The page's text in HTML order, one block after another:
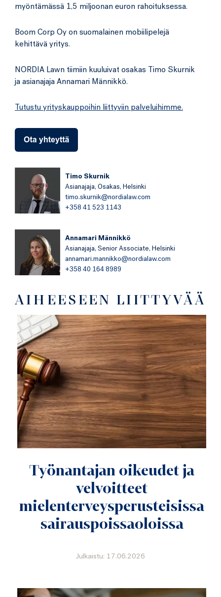
myöntämässä 1,5 miljoonan euron rahoituksessa.
Boom Corp Oy on suomalainen mobiilipelejä
kehittävä yritys.
NORDIA Lawn tiimiin kuuluivat osakas Timo Skurnik
ja asianajaja Annamari Männikkö.
Tutustu yrityskauppoihin liittyviin palveluihimme.
Timo Skurnik
Asianajaja, Osakas, Helsinki
timo.skurnik@nordialaw.com
+358 41 523 1143
Annamari Männikkö
Asianajaja, Senior Associate, Helsinki
annamari.mannikko@nordialaw.com
+358 40 164 8989
AIHEESEEN LIITTYVÄÄ
Työnantajan oikeudet ja
velvoitteet
mielenterveysperusteisissa
sairauspoissaoloissa
Julkaistu: 17.06.2026